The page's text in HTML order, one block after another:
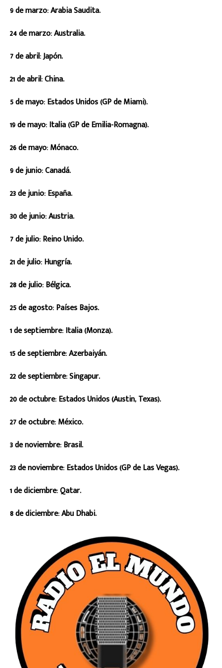
9 de marzo: Arabia Saudita.
24 de marzo: Australia.
7 de abril: Japón.
21 de abril: China.
5 de mayo: Estados Unidos (GP de Miami).
19 de mayo: Italia (GP de Emilia-Romagna).
26 de mayo: Mónaco.
9 de junio: Canadá.
23 de junio: España.
30 de junio: Austria.
7 de julio: Reino Unido.
21 de julio: Hungría.
28 de julio: Bélgica.
25 de agosto: Países Bajos.
1 de septiembre: Italia (Monza).
15 de septiembre: Azerbaiyán.
22 de septiembre: Singapur.
20 de octubre: Estados Unidos (Austin, Texas).
27 de octubre: México.
3 de noviembre: Brasil.
23 de noviembre: Estados Unidos (GP de Las Vegas).
1 de diciembre: Qatar.
8 de diciembre: Abu Dhabi.